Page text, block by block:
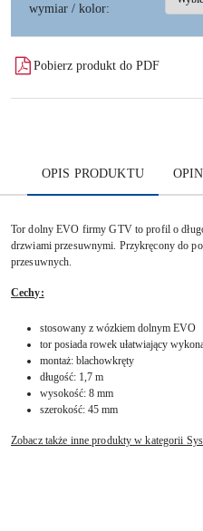
wymiar / kolor:
Pobierz produkt do PDF
OPIS PRODUKTU
Tor dolny EVO firmy GTV to profil o
drzwiami przesuwnymi. Przykręcony do
przesuwnych.
Cechy:
stosowany z wózkiem dolnym EVO
tor posiada rowek ułatwiający
montaż: blachowkręty
długość: 1,7 m
wysokość: 8 mm
szerokość: 45 mm
Zobacz także inne produkty w kategorii